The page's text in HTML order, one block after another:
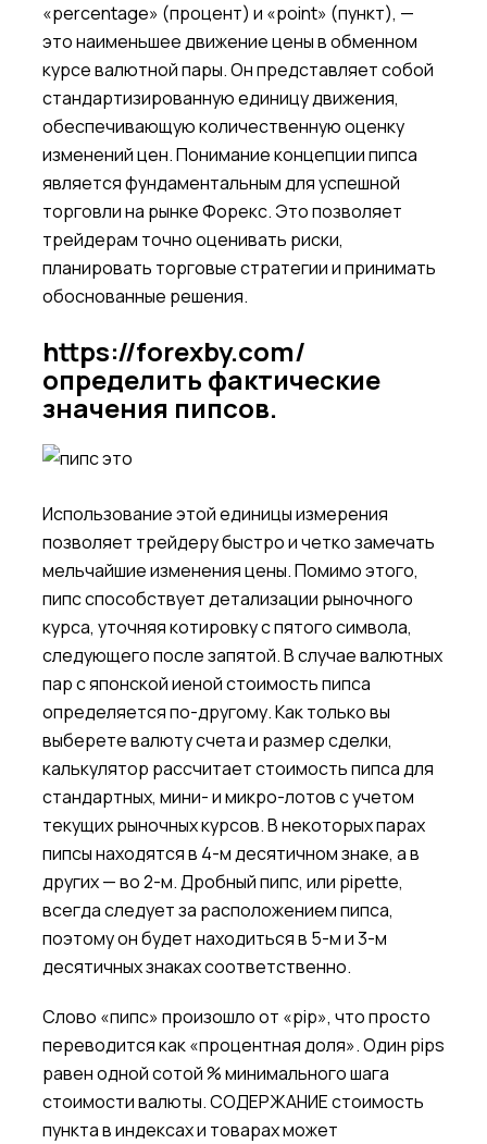
«percentage» (процент) и «point» (пункт), —
это наименьшее движение цены в обменном
курсе валютной пары. Он представляет собой
стандартизированную единицу движения,
обеспечивающую количественную оценку
изменений цен. Понимание концепции пипса
является фундаментальным для успешной
торговли на рынке Форекс. Это позволяет
трейдерам точно оценивать риски,
планировать торговые стратегии и принимать
обоснованные решения.
https://forexby.com/
определить фактические
значения пипсов.
Использование этой единицы измерения
позволяет трейдеру быстро и четко замечать
мельчайшие изменения цены. Помимо этого,
пипс способствует детализации рыночного
курса, уточняя котировку с пятого символа,
следующего после запятой. В случае валютных
пар с японской иеной стоимость пипса
определяется по-другому. Как только вы
выберете валюту счета и размер сделки,
калькулятор рассчитает стоимость пипса для
стандартных, мини- и микро-лотов с учетом
текущих рыночных курсов. В некоторых парах
пипсы находятся в 4-м десятичном знаке, а в
других — во 2-м. Дробный пипс, или pipette,
всегда следует за расположением пипса,
поэтому он будет находиться в 5-м и 3-м
десятичных знаках соответственно.
Слово «пипс» произошло от «pip», что просто
переводится как «процентная доля». Один pips
равен одной сотой % минимального шага
стоимости валюты. СОДЕРЖАНИЕ стоимость
пункта в индексах и товарах может